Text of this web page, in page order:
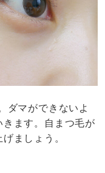
ダマができないよ
ます。自まつ毛が
ましょう。